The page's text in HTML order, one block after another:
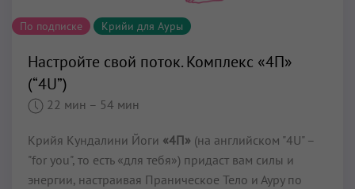
По подписке Крийи для Ауры
Настройте свой поток. Комплекс «4П»
(“4U”)
22 мин – 54 мин
Крийя Кундалини Йоги «4П» (на английском "4U" –
"for you", то есть «для тебя») придаст вам силы и
энергии, настраивая Праническое Тело и Ауру по